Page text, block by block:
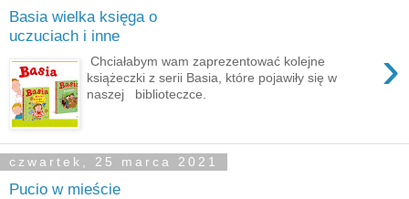
Basia wielka księga o
uczuciach i inne
›
Chciałabym wam zaprezentować kolejne
książeczki z serii Basia, które pojawiły się w
naszej biblioteczce.
czwartek, 25 marca 2021
Pucio w mieście